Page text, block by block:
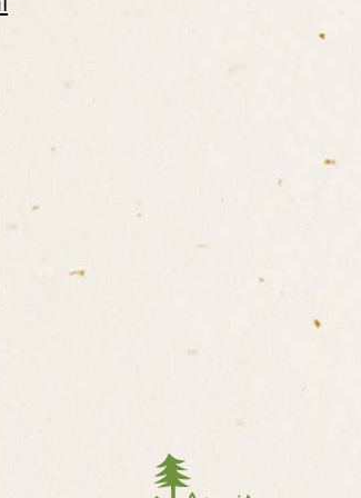
LESNÍ MŠ
PV
O MATEŘSKÉ ŠKOLE /
ŠKOLY
KLÍČOVÝCH KOMPETENCÍ DĚTÍ
PORADENSKÝCH PRACOVIŠŤ
A VZDĚLÁVÁNÍ DÍTĚTE
ŘÁD